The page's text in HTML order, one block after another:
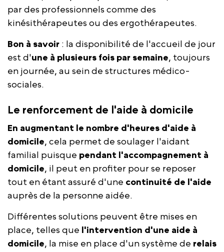
par des professionnels comme des
kinésithérapeutes ou des ergothérapeutes.
Bon à savoir : la disponibilité de l'accueil de jour
est d'une à plusieurs fois par semaine, toujours
en journée, au sein de structures médico-
sociales.
Le renforcement de l'aide à domicile
En augmentant le nombre d'heures d'aide à
domicile, cela permet de soulager l'aidant
familial puisque pendant l'accompagnement à
domicile, il peut en profiter pour se reposer
tout en étant assuré d'une continuité de l'aide
auprès de la personne aidée.
Différentes solutions peuvent être mises en
place, telles que l'intervention d'une aide à
domicile, la mise en place d'un système de relais